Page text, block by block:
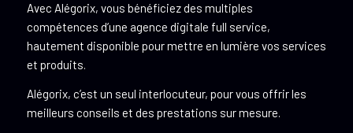
Avec Alégorix, vous bénéficiez des multiples
compétences d’une agence digitale full service,
hautement disponible pour mettre en lumière vos services
et produits.
Alégorix, c’est un seul interlocuteur, pour vous offrir les
meilleurs conseils et des prestations sur mesure.